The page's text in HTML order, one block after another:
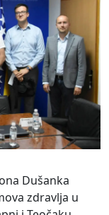
Dušanka
zdravlja u